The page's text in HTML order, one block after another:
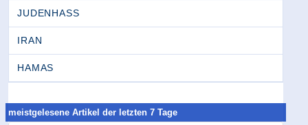
JUDENHASS
IRAN
HAMAS
meistgelesene Artikel der letzten 7 Tage